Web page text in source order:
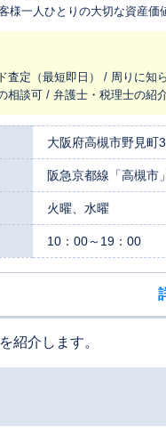
様一人ひとりの大切な資産価
ない、地域を知り尽くした専
ション、土地の売却には豊
ご売却につながる可能性が
対応で安
トが心強かった」というお
、専門知識だけでなく心に
度や周辺環境の変化といっ
く根差しながらも、世界的な不動産ネットワークであるセンチ
広い購入希望者様へお客様の物件を
は、この街の「今」と「未
査定（最短即日） / 周りに
相談可 / 弁護士・税理士の紹
大阪府高槻市野見町
阪急京都線「高槻
火曜、水曜
10：00～19：00
紹介します。